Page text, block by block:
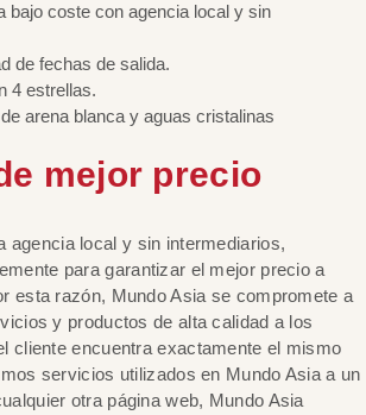
bajo coste con agencia local y sin
de fechas de salida.
4 estrellas.
arena blanca y aguas cristalinas
mejor precio
agencia local y sin intermediarios,
para garantizar el mejor precio a
esta razón, Mundo Asia se compromete a
y productos de alta calidad a los
cliente encuentra exactamente el mismo
servicios utilizados en Mundo Asia a un
otra página web, Mundo Asia